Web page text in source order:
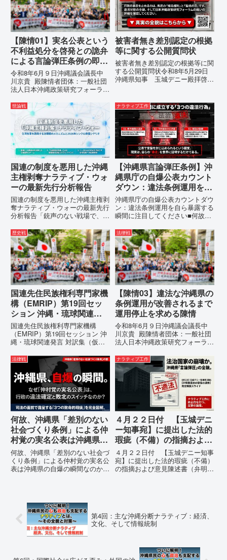
例運用の停止を求める陳情...
彼らが行政手続きの正当性を失
っ...
【陳情01】実名公表という
不利益処分を啓発との詭弁
による言論弾圧条例の即時
運用停止を求める陳情
令和8年6月９日沖縄議会議長中
川京貴 殿陳情者団体：一般社団
法人日本沖縄政策研究フォーラム
所：沖縄県那覇市電 話：
080- 実名公表という不利益処分
を啓発との詭弁による言論弾圧条
例の即時運用停止を求める陳情
1...
被害者無き差別認定の根拠
等に関する公開質問状
被害者無き差別認定の根拠等に関
する公開質問状令和8年5月29日
沖縄県知事 玉城デニー殿拝啓貴
ます。私は、適正な意見陳述（弁
明）を行うにあたり、沖縄県行政
手続条例第28条で定められた...
世論戦
国連の制度を悪用した沖縄
主権剥奪ナラティブ・ウォ
ーの最新先行分析報告
国連の制度を悪用した沖縄主権剥
奪ナラティブ・ウォーの最新先行
分析報告「銃声のない戦場で、日
いる。」現代の戦争は、ミサイル
が飛来する以前に始まっていま
す。国連という国際的な舞台で、
巧妙な「言説（ナラティブ）」が
張...
ナラティブ工作
【沖縄県言論弾圧条例】沖
縄県庁の自爆公表カウント
ダウン：違法条例運用を自
ら暴露する瞬間に注目して
ください
沖縄県庁の自爆公表カウントダウ
ン：違法条例運用を自ら暴露する
瞬間に注目してください■何故、
テルを貼りたい本当の理由「なぜ
沖縄県庁は、法を無視してまで私
を封じ込めようとするのか。」そ
の理由は明確です。県政が統治
の...
歴史戦
国連先住民族権利専門家機
構（EMRIP）第19回セッ
ション 沖縄・琉球関連発
言 対訳集（仮訳）
国連先住民族権利専門家機構
（EMRIP）第19回セッション 沖
縄・琉球関連発言 対訳集（仮
（EMRIP）の各会合において行
われた、沖縄・琉球の先住民族指
定、PFAS（有機フッ素化合物）
問題、米軍基地、伝統文化（...
法律戦
【陳情03】違法な沖縄県の
条例運用が改善されるまで
運用停止を求める陳情
令和8年6月９日沖縄議会議長中
川京貴 殿陳情者団体：一般社団
法人日本沖縄政策研究フォーラム
所：沖縄県那覇市電 話：080-違
法な沖縄県の条例運用が改善され
るまで運用停止を求める陳情陳情
の趣旨沖縄県は、「沖縄県...
法律戦
何故、沖縄県「差別のない
社会づくり条例」による仲
村覚の実名公表は沖縄県の
自爆の瞬間なのか？その3
つの理由。
何故、沖縄県「差別のない社会づ
くり条例」による仲村覚の実名公
表は沖縄県の自爆の瞬間なのか？
を、特定の個人を社会的制裁に追
い込むための「仕上げ」だと考え
て...
ナラティブ工作
４月２２日付 【玉城デニ
ー知事宛】に提出した法的
瑕疵（不備）の指摘および
意見陳述書（弁明書）提出
の留保の通告
４月２２日付 【玉城デニー知事
宛】に提出した法的瑕疵（不備）
の指摘および意見陳述書（弁明
す...
第4回：主な沖縄分断ナラティブ：経済、
文化、そして情報統制